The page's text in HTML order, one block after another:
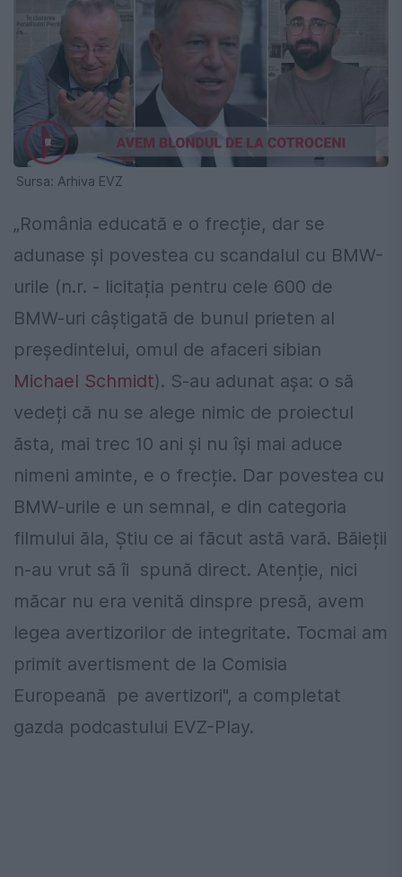
Sursa: Arhiva EVZ
„România educată e o frecție, dar se
adunase și povestea cu scandalul cu BMW-
urile (n.r. - licitația pentru cele 600 de
BMW-uri câștigată de bunul prieten al
președintelui, omul de afaceri sibian
Michael Schmidt). S-au adunat așa: o să
vedeți că nu se alege nimic de proiectul
ăsta, mai trec 10 ani și nu își mai aduce
nimeni aminte, e o frecție. Dar povestea cu
BMW-urile e un semnal, e din categoria
filmului ăla, Știu ce ai făcut astă vară. Băieții
n-au vrut să îi spună direct. Atenție, nici
măcar nu era venită dinspre presă, avem
legea avertizorilor de integritate. Tocmai am
primit avertisment de la Comisia
Europeană pe avertizori", a completat
gazda podcastului EVZ-Play.